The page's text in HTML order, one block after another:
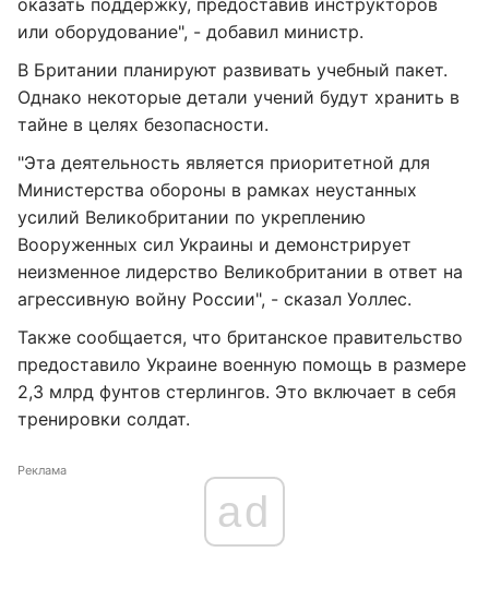
оказать поддержку, предоставив инструкторов
или оборудование", - добавил министр.
В Британии планируют развивать учебный пакет.
Однако некоторые детали учений будут хранить в
тайне в целях безопасности.
"Эта деятельность является приоритетной для
Министерства обороны в рамках неустанных
усилий Великобритании по укреплению
Вооруженных сил Украины и демонстрирует
неизменное лидерство Великобритании в ответ на
агрессивную войну России", - сказал Уоллес.
Также сообщается, что британское правительство
предоставило Украине военную помощь в размере
2,3 млрд фунтов стерлингов. Это включает в себя
тренировки солдат.
Реклама
ad